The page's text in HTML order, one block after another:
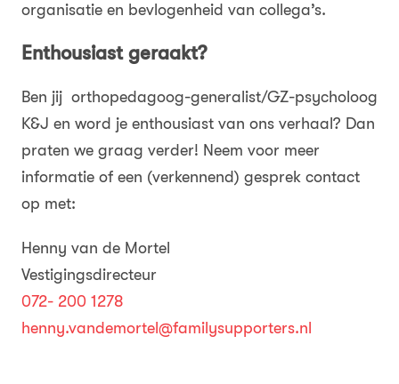
organisatie en bevlogenheid van collega’s.
Enthousiast geraakt?
Ben jij orthopedagoog-generalist/GZ-psycholoog
K&J en word je enthousiast van ons verhaal? Dan
praten we graag verder! Neem voor meer
informatie of een (verkennend) gesprek contact
op met:
Henny van de Mortel
Vestigingsdirecteur
072- 200 1278
henny.vandemortel@familysupporters.nl